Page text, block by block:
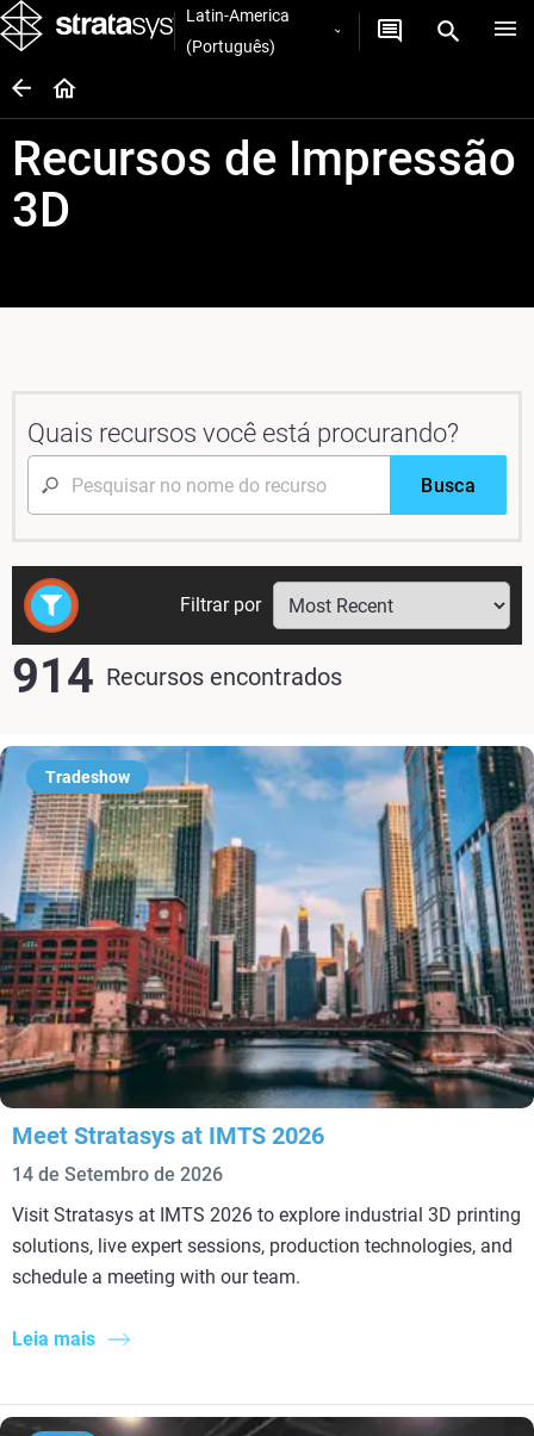
Latin-America
(Português)
Recursos de Impressão
3D
Quais recursos você está procurando?
Busca
914 Recursos encontrados
Filtrar por
Tradeshow
Meet Stratasys at IMTS 2026
14 de Setembro de 2026
Visit Stratasys at IMTS 2026 to explore industrial 3D printing
solutions, live expert sessions, production technologies, and
schedule a meeting with our team.
Leia mais